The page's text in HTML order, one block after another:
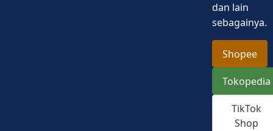
dan lain
sebagainya.
Shopee
Tokopedia
TikTok
Shop